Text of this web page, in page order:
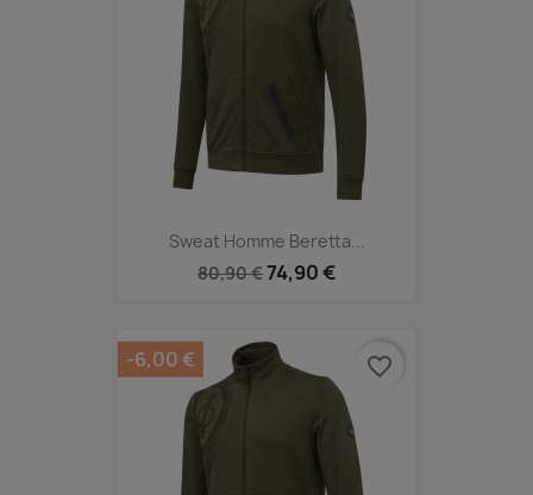
Sweat Homme Beretta...
80,90 €74,90 €
-6,00 € favorite_border